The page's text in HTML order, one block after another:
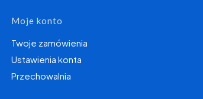
Moje konto
Twoje zamówienia
Ustawienia konta
Przechowalnia